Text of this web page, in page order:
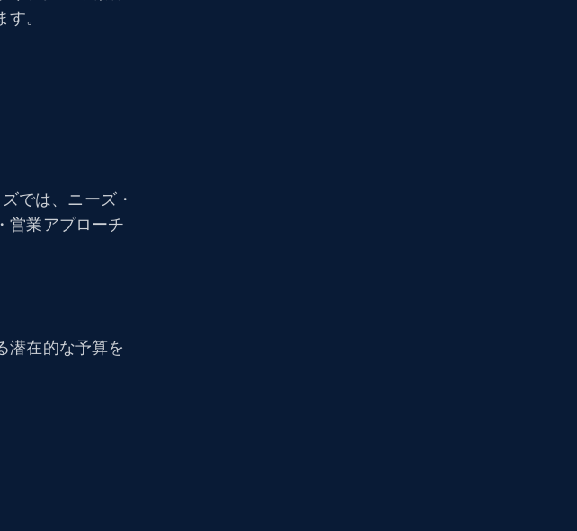
。
では、ニーズ・
営業アプローチ
潜在的な予算を